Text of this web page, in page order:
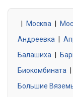
0
0
Москва
Андреевка
Балашиха
Биокомбината
Большие